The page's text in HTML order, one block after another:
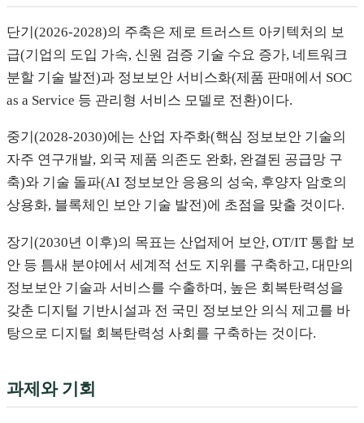
단기(2026-2028)의 주축은 제로 트러스트 아키텍처의 보
급(기업의 도입 가속, 신원 검증 기술 수요 증가, 네트워크
분할 기술 발전)과 정보보안 서비스화(제품 판매에서 SOC
as a Service 등 관리형 서비스 모델로 전환)이다.
중기(2028-2030)에는 산업 자주화(핵심 정보보안 기술의
자주 연구개발, 외국 제품 의존도 완화, 완결된 공급망 구
축)와 기술 돌파(AI 정보보안 응용의 성숙, 후양자 암호의
상용화, 블록체인 보안 기술 발전)에 초점을 맞출 것이다.
장기(2030년 이후)의 목표는 산업제어 보안, OT/IT 통합 보
안 등 틈새 분야에서 세계적 선도 지위를 구축하고, 대만의
정보보안 기술과 서비스를 수출하며, 높은 회복탄력성을
갖춘 디지털 기반시설과 전 국민 정보보안 의식 제고를 바
탕으로 디지털 회복탄력성 사회를 구축하는 것이다.
과제와 기회